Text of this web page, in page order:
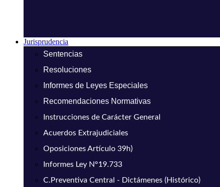
Jurisprudencia
Sentencias
Resoluciones
Informes de Leyes Especiales
Recomendaciones Normativas
Instrucciones de Carácter General
Acuerdos Extrajudiciales
Oposiciones Artículo 39h)
Informes Ley N°19.733
C.Preventiva Central - Dictámenes (Histórico)